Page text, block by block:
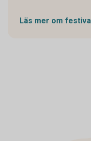
Läs mer om